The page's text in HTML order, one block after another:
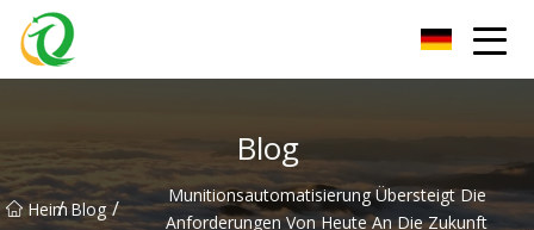
Blog
Heim
/ Blog /
Munitionsautomatisierung Übersteigt Die
Anforderungen Von Heute An Die Zukunft